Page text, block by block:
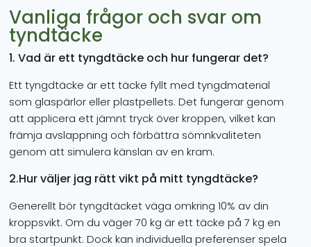
Vanliga frågor och svar om
tyndtäcke
1. Vad är ett tyngdtäcke och hur fungerar det?
Ett tyngdtäcke är ett täcke fyllt med tyngdmaterial
som glaspärlor eller plastpellets. Det fungerar genom
att applicera ett jämnt tryck över kroppen, vilket kan
främja avslappning och förbättra sömnkvaliteten
genom att simulera känslan av en kram.
2.Hur väljer jag rätt vikt på mitt tyngdtäcke?
Generellt bör tyngdtäcket väga omkring 10% av din
kroppsvikt. Om du väger 70 kg är ett täcke på 7 kg en
bra startpunkt. Dock kan individuella preferenser spela